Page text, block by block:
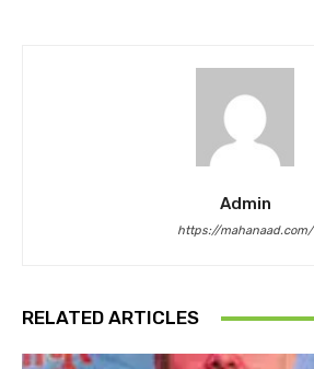
Admin
https://mahanaad.com/
RELATED ARTICLES